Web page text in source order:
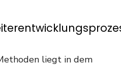
liegt in dem